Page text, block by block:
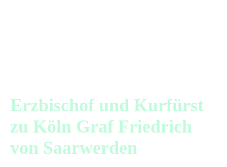
Erzbischof und Kurfürst
zu Köln Graf Friedrich
von Saarwerden